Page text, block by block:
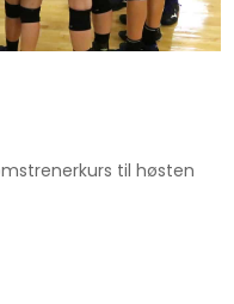
til høsten